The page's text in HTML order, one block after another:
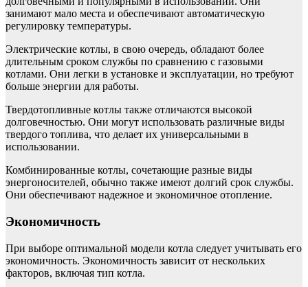
занимают мало места и обеспечивают автоматическую
регулировку температуры.
Электрические котлы, в свою очередь, обладают более
длительным сроком службы по сравнению с газовыми
котлами. Они легки в установке и эксплуатации, но требуют
больше энергии для работы.
Твердотопливные котлы также отличаются высокой
долговечностью. Они могут использовать различные виды
твердого топлива, что делает их универсальными в
использовании.
Комбинированные котлы, сочетающие разные виды
энергоносителей, обычно также имеют долгий срок службы.
Они обеспечивают надежное и экономичное отопление.
Экономичность
При выборе оптимальной модели котла следует учитывать его
экономичность. Экономичность зависит от нескольких
факторов, включая тип котла.